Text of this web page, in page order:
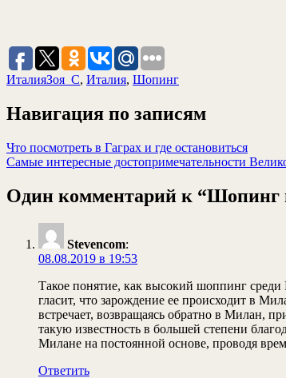
ИталияЗоя_С, Италия, Шопинг
Навигация по записям
Что посмотреть в Гаграх и где остановиться
Самые интересные достопримечательности
Один комментарий к “Шопинг
Stevencom:
08.08.2019 в 19:53
Такое понятие, как высокий шоппинг
гласит, что зарождение ее происходит в
встречает, возвращаясь обратно в Милан,
такую известность в большей степени
Милане на постоянной основе, проводя
Ответить